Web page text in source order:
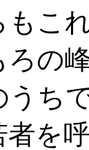
もこ
ろの
うち
者を